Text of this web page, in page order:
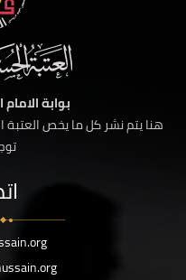
بوابة
هنا يتم نشر كل ما يخص العتبة